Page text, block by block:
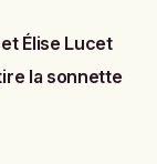
Élise Lucet
la sonnette